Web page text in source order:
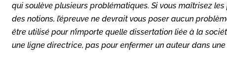
qui soulève plusieurs problématiques. Si vous maîtrisez
des notions, l’épreuve ne devrait vous poser aucun
être utilisé pour n’importe quelle dissertation liée à la
une ligne directrice, pas pour enfermer un auteur dans